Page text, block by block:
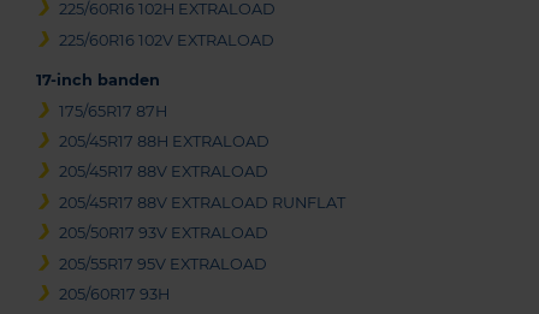
225/60R16 102H EXTRALOAD
225/60R16 102V EXTRALOAD
17-inch banden
175/65R17 87H
205/45R17 88H EXTRALOAD
205/45R17 88V EXTRALOAD
205/45R17 88V EXTRALOAD RUNFLAT
205/50R17 93V EXTRALOAD
205/55R17 95V EXTRALOAD
205/60R17 93H